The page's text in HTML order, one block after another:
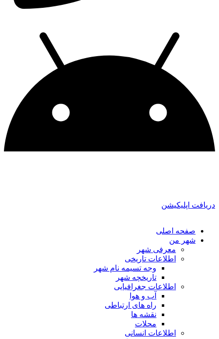
اپلیکیشن
صفحه اصلی
شهر من
معرفی شهر
اطلاعات تاریخی
وجه تسیمه نام شهر
تاریخچه شهر
اطلاعات جغرافیایی
آب و هوا
راه های ارتباطی
نقشه ها
محلات
اطلاعات انسانی